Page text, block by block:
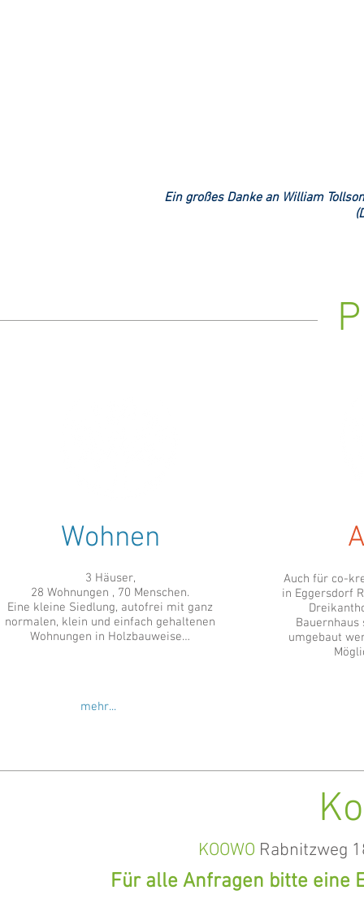
Ein großes Danke an William
Wohnen
3 Häuser,
28 Wohnungen , 70 Menschen.
Eine kleine Siedlung, autofrei mit ganz
normalen, klein und einfach gehaltenen
Wohnungen in Holzbauweise…
Auch für co-
in Eggersdorf
Bauernhaus
umgebaut
mehr...
KOOWO Rabnitzweg
Für alle Anfragen bitte eine